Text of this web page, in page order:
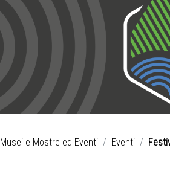
Musei e Mostre ed Eventi Eventi